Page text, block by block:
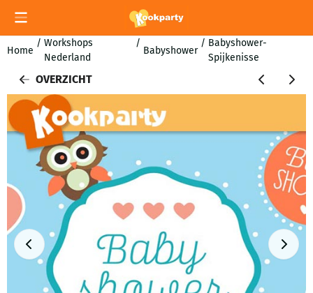
Cookievoorkeuren zijn momenteel gesloten.
Home
/ Workshops
Nederland
/
Babyshower
/ Babyshower-
Spijkenisse
OVERZICHT